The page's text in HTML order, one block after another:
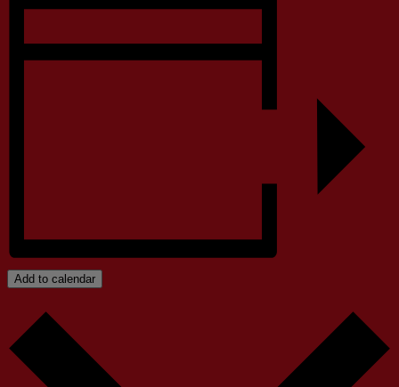
Add to calendar